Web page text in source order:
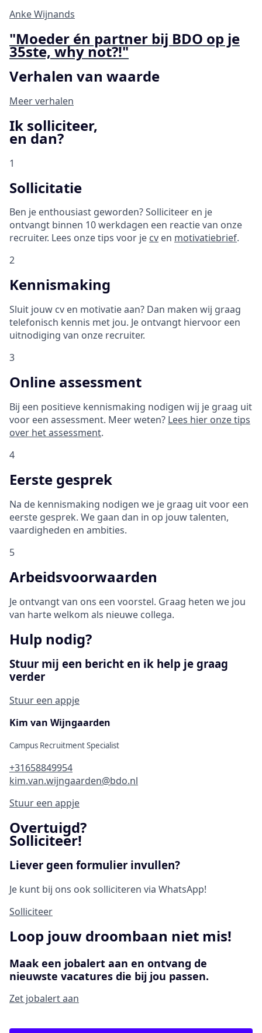
Anke Wijnands
"Moeder én partner bij BDO op je
35ste, why not?!"
Verhalen van waarde
Meer verhalen
Ik solliciteer,
en dan?
1
Sollicitatie
Ben je enthousiast geworden? Solliciteer en je
ontvangt binnen 10 werkdagen een reactie van onze
recruiter. Lees onze tips voor je cv en motivatiebrief.
2
Kennismaking
Sluit jouw cv en motivatie aan? Dan maken wij graag
telefonisch kennis met jou. Je ontvangt hiervoor een
uitnodiging van onze recruiter.
3
Online assessment
Bij een positieve kennismaking nodigen wij je graag uit
voor een assessment. Meer weten? Lees hier onze tips
over het assessment.
4
Eerste gesprek
Na de kennismaking nodigen we je graag uit voor een
eerste gesprek. We gaan dan in op jouw talenten,
vaardigheden en ambities.
5
Arbeidsvoorwaarden
Je ontvangt van ons een voorstel. Graag heten we jou
van harte welkom als nieuwe collega.
Hulp nodig?
Stuur mij een bericht en ik help je graag
verder
Stuur een appje
Kim van Wijngaarden
Campus Recruitment Specialist
+31658849954
kim.van.wijngaarden@bdo.nl
Stuur een appje
Overtuigd?
Solliciteer!
Liever geen formulier invullen?
Je kunt bij ons ook solliciteren via WhatsApp!
Solliciteer
Loop jouw droombaan niet mis!
Maak een jobalert aan en ontvang de
nieuwste vacatures die bij jou passen.
Zet jobalert aan